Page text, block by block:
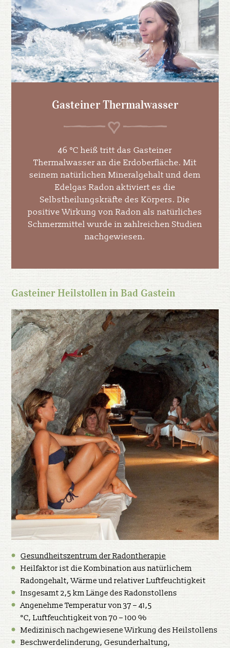
Gasteiner Thermalwasser
46 °C heiß tritt das Gasteiner
Thermalwasser an die Erdoberfläche. Mit
seinem natürlichen Mineralgehalt und dem
Edelgas Radon aktiviert es die
Selbstheilungskräfte des Körpers. Die
positive Wirkung von Radon als natürliches
Schmerzmittel wurde in zahlreichen Studien
nachgewiesen.
Gasteiner Heilstollen in Bad Gastein
Gesundheitszentrum der Radontherapie
Heilfaktor ist die Kombination aus natürlichem
Radongehalt, Wärme und relativer Luftfeuchtigkeit
Insgesamt 2,5 km Länge des Radonstollens
Angenehme Temperatur von 37 – 41,5
°C, Luftfeuchtigkeit von 70 – 100 %
Medizinisch nachgewiesene Wirkung des Heilstollens
Beschwerdelinderung, Gesunderhaltung,